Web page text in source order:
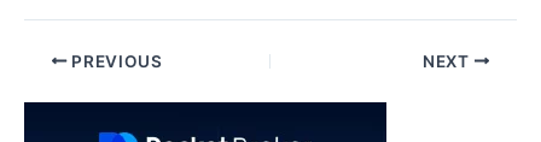
Post PREVIOUS NEXT